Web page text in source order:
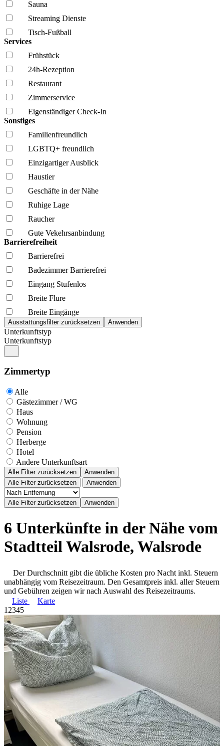
Sauna
Streaming Dienste
Tisch-Fußball
Services
Frühstück
24h-Rezeption
Restaurant
Zimmerservice
Eigenständiger Check-In
Sonstiges
Familien­freundlich
LGBTQ+ freundlich
Einzigartiger Ausblick
Haustier
Geschäfte in der Nähe
Ruhige Lage
Raucher
Gute Vekehrsanbindung
Barrierefreiheit
Barrierefrei
Badezimmer Barrierefrei
Eingang Stufenlos
Breite Flure
Breite Eingänge
Unterkunftstyp
Unterkunftstyp
Zimmertyp
Alle
Gästezimmer / WG
Haus
Wohnung
Pension
Herberge
Hotel
Andere Unterkunftsart
Alle Filter zurücksetzen
Anwenden
Alle Filter zurücksetzen
Anwenden
6 Unterkünfte in der Nähe vom
Stadtteil Walsrode, Walsrode
Der Durchschnitt gibt die übliche Kosten pro Nacht inkl. Steuern
unabhängig vom Reisezeitraum. Den Gesamtpreis inkl. aller Steuern
und Gebühren zeigen wir nach Auswahl des Reisezeitraums.
Liste
Karte
1 2345